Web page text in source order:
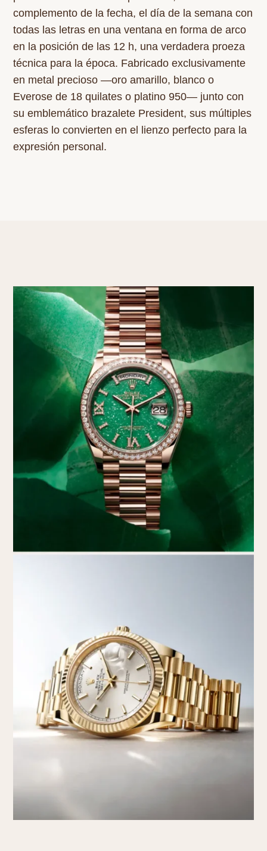
complemento de la fecha, el día de la semana con
todas las letras en una ventana en forma de arco
en la posición de las 12 h, una verdadera proeza
técnica para la época. Fabricado exclusivamente
en metal precioso —oro amarillo, blanco o
Everose de 18 quilates o platino 950— junto con
su emblemático brazalete President, sus múltiples
esferas lo convierten en el lienzo perfecto para la
expresión personal.